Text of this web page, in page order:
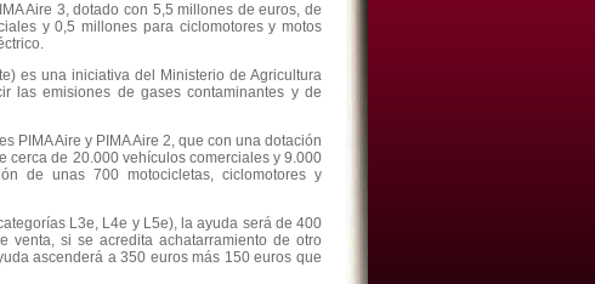
Aire 3, dotado con 5,5 millones de euros, de
y 0,5 millones para ciclomotores y motos
es una iniciativa del Ministerio de Agricultura
las emisiones de gases contaminantes y de
PIMA Aire y PIMA Aire 2, que con una dotación
cerca de 20.000 vehículos comerciales y 9.000
de unas 700 motocicletas, ciclomotores y
L3e, L4e y L5e), la ayuda será de 400
si se acredita achatarramiento de otro
ascenderá a 350 euros más 150 euros que